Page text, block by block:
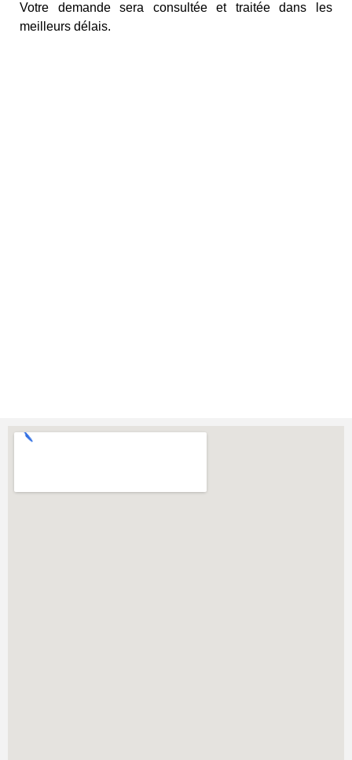
Votre demande sera consultée et traitée dans les
meilleurs délais.